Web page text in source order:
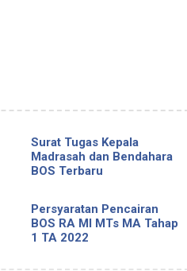
Surat Tugas Kepala
Madrasah dan Bendahara
BOS Terbaru
Persyaratan Pencairan
BOS RA MI MTs MA Tahap
1 TA 2022